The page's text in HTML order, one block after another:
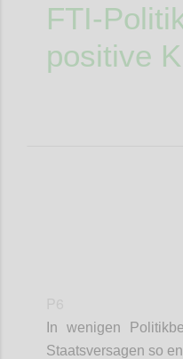
FTI-
positive
In wenigen
Staatsversagen so